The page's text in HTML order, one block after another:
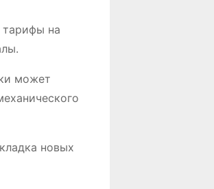
тарифы на
может
новых